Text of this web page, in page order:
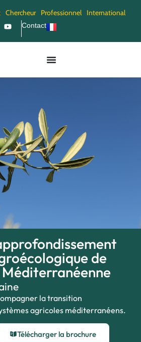
Chercheur Professionnel International
Contact
de
la transition
agricoles méditerranéens.
Télécharger la brochure